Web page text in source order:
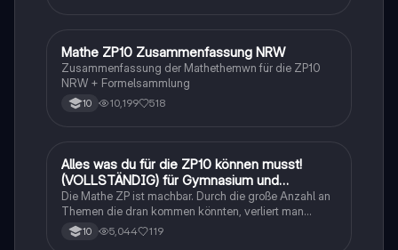
Mathe
Mathe ZP10 Zusammenfassung NRW
Zusammenfassung der Mathethemwn für die ZP10
NRW + Formelsammlung
10 10,199 518
Mathe
Alles was du für die ZP10 können musst!
(VOLLSTÄNDIG) für Gymnasium und
Realschule
Die Mathe ZP ist machbar. Durch die große Anzahl an
Themen die dran kommen könnten, verliert man
schnell den Überblick. Also habe ich von den kleinsten
Themen bis hin zu den größten alles
10 5,044 119